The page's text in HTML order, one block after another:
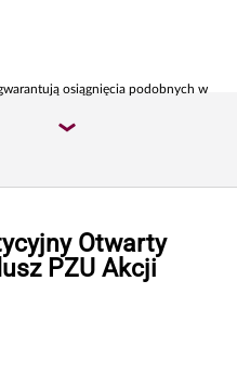
osiągnięcia podobnych w
Otwarty
PZU Akcji